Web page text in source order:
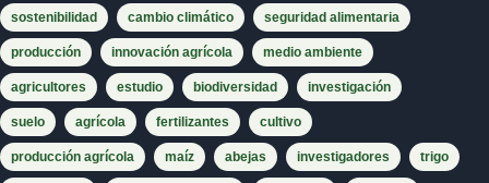
sostenibilidad cambio climático seguridad alimentaria
producción innovación agrícola medio ambiente
agricultores estudio biodiversidad investigación
suelo agrícola fertilizantes cultivo
producción agrícola maíz abejas investigadores trigo